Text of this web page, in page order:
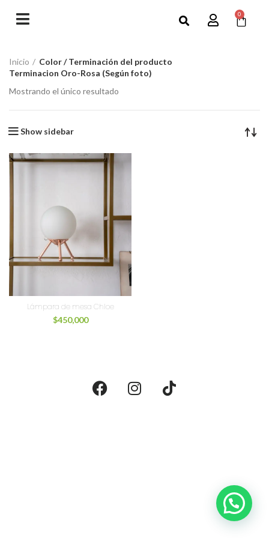
0
Inicio
Color / Terminación del producto
Terminacion Oro-Rosa (Según foto)
Mostrando el único resultado
Show sidebar
Lámpara de mesa Chloe
$450,000